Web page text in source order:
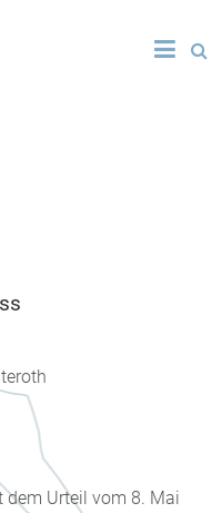
dem Urteil vom 8. Mai